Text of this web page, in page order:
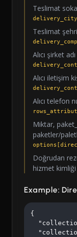
Teslimat
delivery_city
Teslimat şehri
Alıcı şirket adı
Alıcı iletişim
Alıcı telefon
Miktar,
paketler/
Doğrudan
hizmet kimliği
Example:
{